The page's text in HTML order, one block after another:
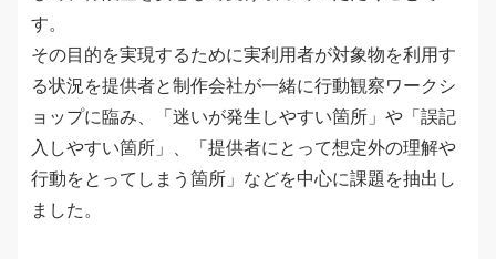
す。
その目的を実現するために実利用者が対象物を利用す
る状況を提供者と制作会社が一緒に行動観察ワークシ
ョップに臨み、「迷いが発生しやすい箇所」や「誤記
入しやすい箇所」、「提供者にとって想定外の理解や
行動をとってしまう箇所」などを中心に課題を抽出し
ました。